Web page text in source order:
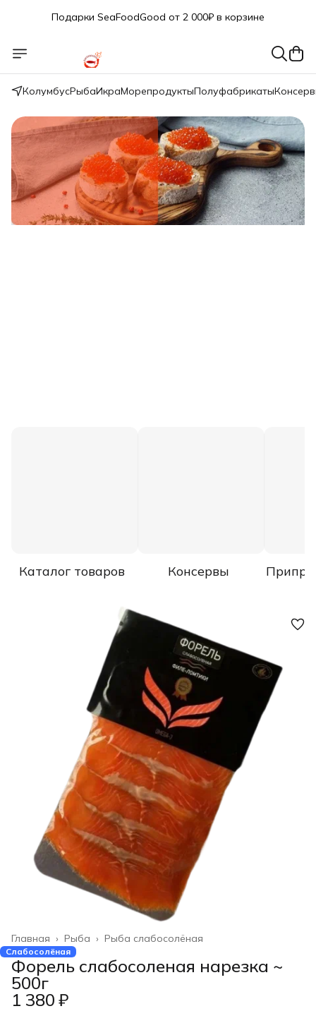
Подарки SeaFoodGood от 2 000₽ в корзине
при оплате наличными
🎁 Бесплатная доставка при заказе от 5 000 руб.
КолумбусРыбаИкраМорепродуктыПолуфабрикаты
Каталог товаров Консервы
Рыба слабосолёная
Рыба ›
Главная ›
Слабосолёная
Форель cлабосоленая нарезка ~
500г
1 380 ₽